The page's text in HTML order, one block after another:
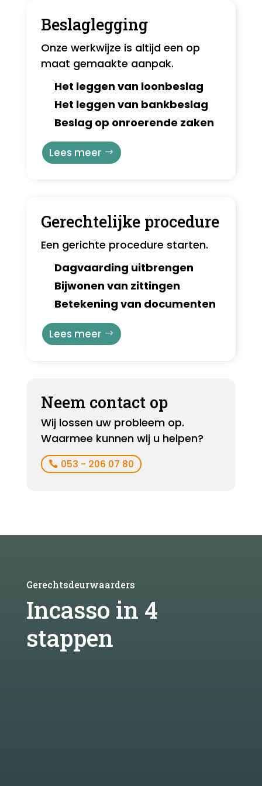
Beslaglegging
Onze werkwijze is altijd een op
maat gemaakte aanpak.
Het leggen van loonbeslag
Het leggen van bankbeslag
Beslag op onroerende zaken
Lees meer
Gerechtelijke procedure
Een gerichte procedure starten.
Dagvaarding uitbrengen
Bijwonen van zittingen
Betekening van documenten
Lees meer
Neem contact op
Wij lossen uw probleem op.
Waarmee kunnen wij u helpen?
053 - 206 07 80
Gerechtsdeurwaarders
Incasso in 4
stappen